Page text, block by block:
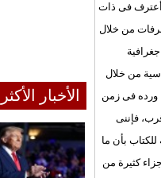
أعترف فى ذات
من خلال
من خلال
ورده فى زمن
فإننى
بأن ما
كثيرة من
الأخبار